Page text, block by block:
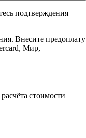
подтверждения
Внесите предоплату
Мир,
стоимости